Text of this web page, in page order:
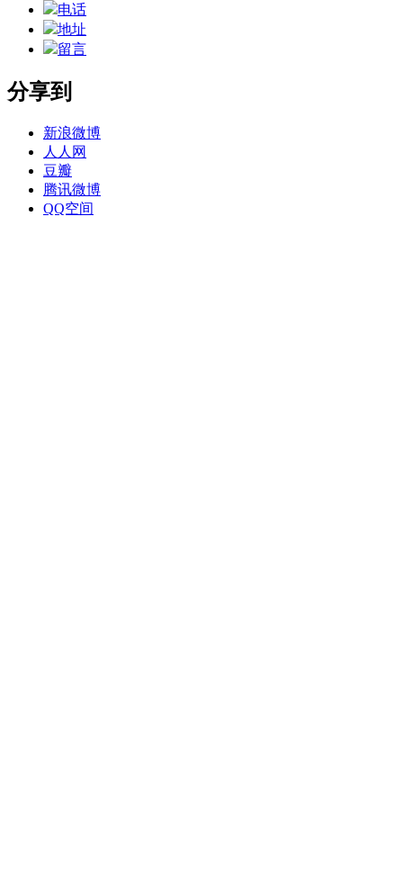
电话
地址
留言
分享到
新浪微博
人人网
豆瓣
腾讯微博
QQ空间